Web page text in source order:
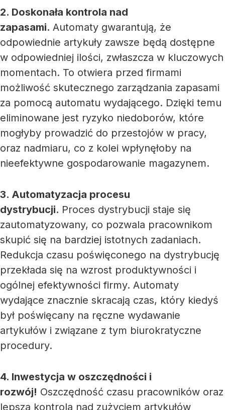
2. Doskonała kontrola nad
zapasami. Automaty gwarantują, że
odpowiednie artykuły zawsze będą dostępne
w odpowiedniej ilości, zwłaszcza w kluczowych
momentach. To otwiera przed firmami
możliwość skutecznego zarządzania zapasami
za pomocą automatu wydającego. Dzięki temu
eliminowane jest ryzyko niedoborów, które
mogłyby prowadzić do przestojów w pracy,
oraz nadmiaru, co z kolei wpłynęłoby na
nieefektywne gospodarowanie magazynem.
3. Automatyzacja procesu
dystrybucji. Proces dystrybucji staje się
zautomatyzowany, co pozwala pracownikom
skupić się na bardziej istotnych zadaniach.
Redukcja czasu poświęconego na dystrybucję
przekłada się na wzrost produktywności i
ogólnej efektywności firmy. Automaty
wydające znacznie skracają czas, który kiedyś
był poświęcany na ręczne wydawanie
artykułów i związane z tym biurokratyczne
procedury.
4. Inwestycja w oszczędności i
rozwój! Oszczędność czasu pracowników oraz
lepsza kontrola nad zużyciem artykułów